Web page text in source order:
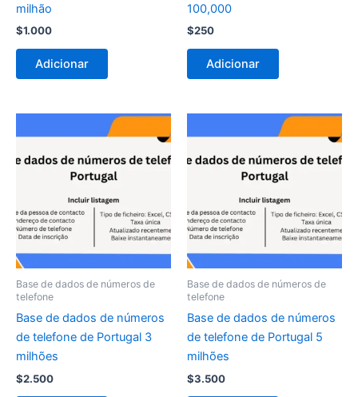
milhão
$1.000
Adicionar
100,000
$250
Adicionar
Base de dados de números de
telefone
Base de dados de números
de telefone de Portugal 3
milhões
$2.500
Base de dados de números de
telefone
Base de dados de números
de telefone de Portugal 5
milhões
$3.500